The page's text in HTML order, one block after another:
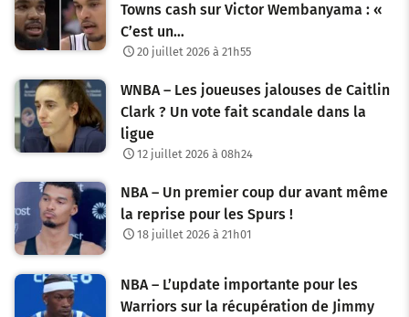
Towns cash sur Victor Wembanyama : «
C’est un…
20 juillet 2026 à 21h55
WNBA – Les joueuses jalouses de Caitlin
Clark ? Un vote fait scandale dans la
ligue
12 juillet 2026 à 08h24
NBA – Un premier coup dur avant même
la reprise pour les Spurs !
18 juillet 2026 à 21h01
NBA – L’update importante pour les
Warriors sur la récupération de Jimmy